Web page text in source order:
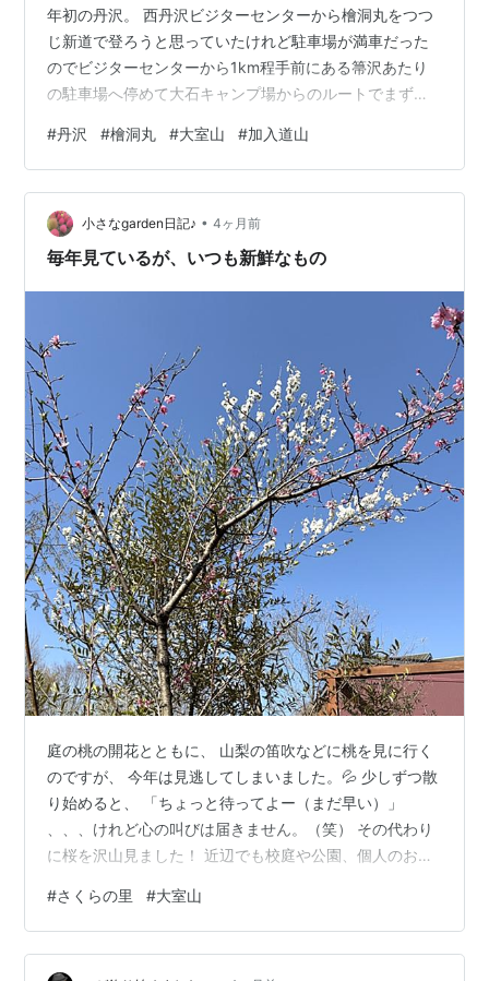
年初の丹沢。 西丹沢ビジターセンターから檜洞丸をつつ
じ新道で登ろうと思っていたけれど駐車場が満車だった
のでビジターセンターから1km程手前にある箒沢あたり
の駐車場へ停めて大石キャンプ場からのルートでまずは
なかの勾配。 登山中は手袋やら手ぬぐいなどの落とし物
に遭遇するけれど今日はこんな珍しい落としもの。
「DOCOMO N207」懐かしのガラケー。1998年11月発
売。いつ頃ここで落としたものかは分からないけれど持
ち主さんはさぞ落胆したかと。 檜洞丸から大室山への眺
#丹沢 #檜洞丸 #大室山 #加入道山
小さなgarden日記♪ • 4ヶ月前
毎年見ているが、いつも新鮮なもの
庭の桃の開花とともに、 山梨の笛吹などに桃を見に行く
のですが、 今年は見逃してしまいました。💦 少しずつ散
り始めると、 「ちょっと待ってよー（まだ早い）」
、、、けれど心の叫びは届きません。（笑） その代わり
に桜を沢山見ました！ 近辺でも校庭や公園、個人のお宅
て念願の「さくらの里」にも行って来ました。 伊豆高原
は結構遠く、 早くに出発しましたが、着いた頃にはもう
車で一杯！！ 先ずは、リフトに乗って、「大室山」へ な
#さくらの里 #大室山